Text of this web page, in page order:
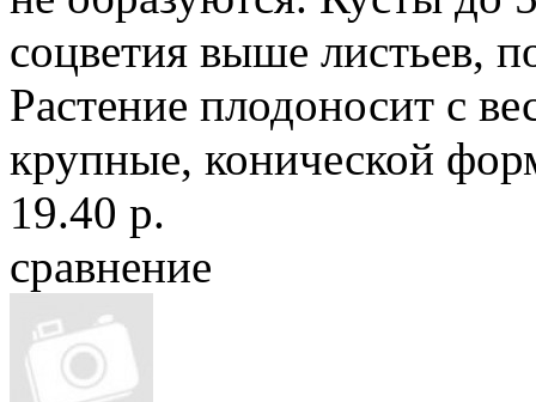
соцветия выше листьев,
Растение плодоносит с
крупные, конической
19.40 р.
сравнение